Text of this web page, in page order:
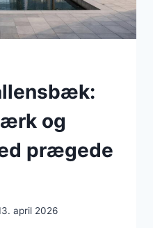
og
prægede
april 2026